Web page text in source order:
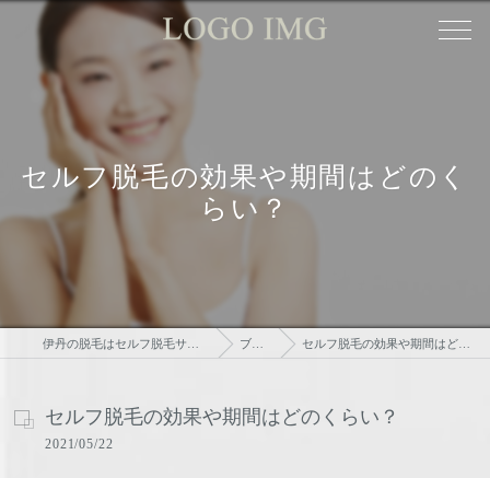
セルフ脱毛の効果や期間はどのく
らい？
ブログ セルフ脱毛の効果や期間はどのくらい？
セルフ脱毛の効果や期間はどのくらい？
2021/05/22